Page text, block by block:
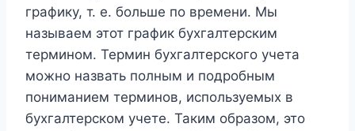
графику, т. е. больше по времени. Мы
называем этот график бухгалтерским
термином. Термин бухгалтерского учета
можно назвать полным и подробным
пониманием терминов, используемых в
бухгалтерском учете. Таким образом, это